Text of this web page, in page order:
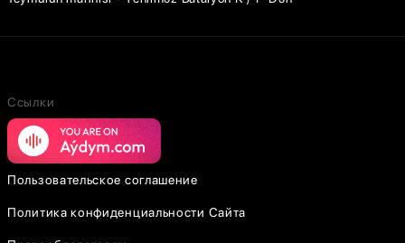
Ссылки
Пользовательское соглашение
Политика конфиденциальности Сайта